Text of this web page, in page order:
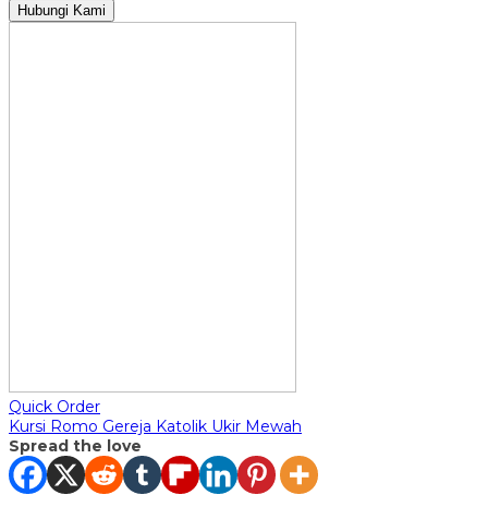
Hubungi Kami
Quick Order
Kursi Romo Gereja Katolik Ukir Mewah
Spread the love